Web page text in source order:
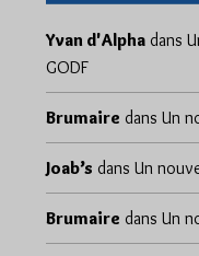
Yvan d'Alpha dans
GODF
Brumaire dans Un
Joab’s dans Un
Brumaire dans Un